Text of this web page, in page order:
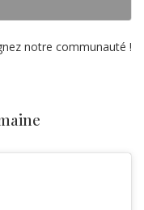
notre communauté !